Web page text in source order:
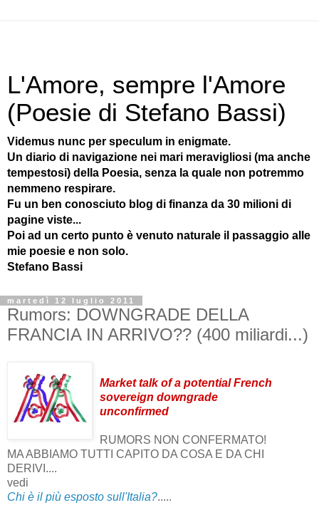
L'Amore, sempre l'Amore
(Poesie di Stefano Bassi)
Videmus nunc per speculum in enigmate.
Un diario di navigazione nei mari meravigliosi (ma anche
tempestosi) della Poesia, senza la quale non potremmo
nemmeno respirare.
Fu un ben conosciuto blog di finanza da 30 milioni di
pagine viste...
Poi ad un certo punto è venuto naturale il passaggio alle
mie poesie e non solo.
Stefano Bassi
martedì 12 luglio 2011
Rumors: DOWNGRADE DELLA
FRANCIA IN ARRIVO?? (400 miliardi...)
Market talk of a potential French
sovereign downgrade
unconfirmed
RUMORS NON CONFERMATO!
MA ABBIAMO TUTTI CAPITO DA COSA E DA CHI
DERIVI....
vedi
Chi è il più esposto sull'Italia?.....